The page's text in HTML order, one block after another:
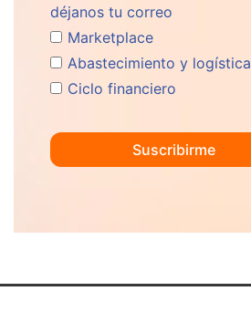
déjanos tu correo
Marketplace
Abastecimiento y logística
Ciclo financiero